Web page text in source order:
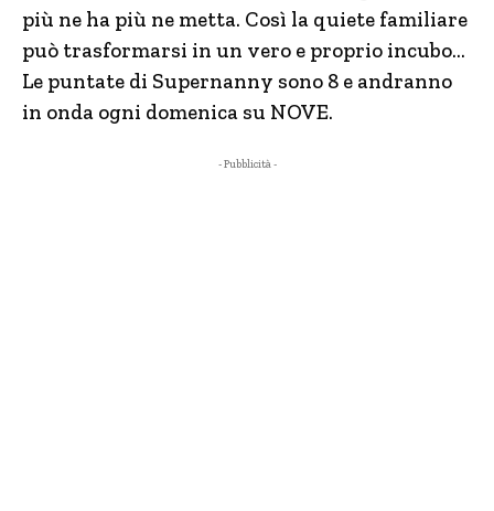
più ne ha più ne metta. Così la quiete familiare
può trasformarsi in un vero e proprio incubo…
Le puntate di Supernanny sono 8 e andranno
in onda ogni domenica su NOVE.
- Pubblicità -